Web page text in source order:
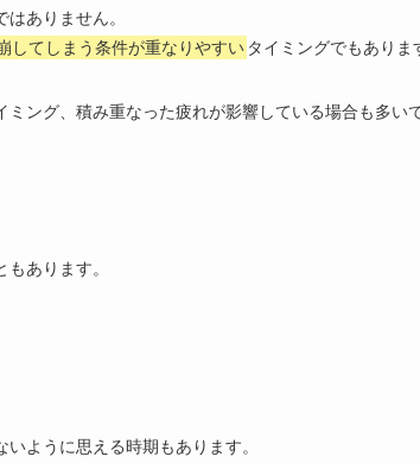
タイミング
ありません。
してしまう条件が重なりやすい タイミングでもありま
ング、積み重なった疲れが影響している場合も多いで
あります。
ように思える時期もあります。